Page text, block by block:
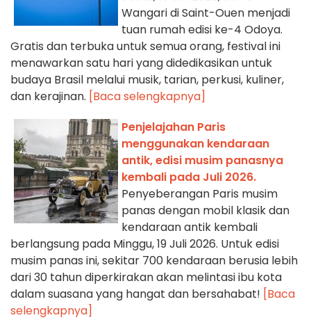
Wangari di Saint-Ouen menjadi
tuan rumah edisi ke-4 Odoya.
Gratis dan terbuka untuk semua orang, festival ini
menawarkan satu hari yang didedikasikan untuk
budaya Brasil melalui musik, tarian, perkusi, kuliner,
dan kerajinan. [Baca selengkapnya]
Penjelajahan Paris
menggunakan kendaraan
antik, edisi musim panasnya
kembali pada Juli 2026.
Penyeberangan Paris musim
panas dengan mobil klasik dan
kendaraan antik kembali
berlangsung pada Minggu, 19 Juli 2026. Untuk edisi
musim panas ini, sekitar 700 kendaraan berusia lebih
dari 30 tahun diperkirakan akan melintasi ibu kota
dalam suasana yang hangat dan bersahabat! [Baca
selengkapnya]